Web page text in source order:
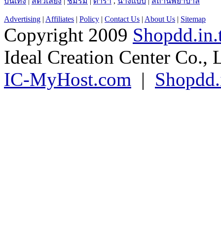
Advertising|Affiliates|Policy|Contact Us|About Us|Sitemap
Copyright 2009
Ideal Creation Center Co.,
IC-MyHost.com |